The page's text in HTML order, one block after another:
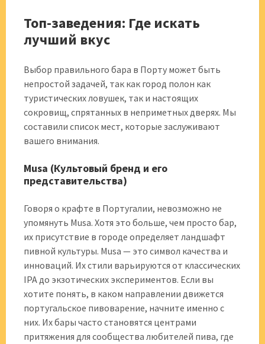
Топ-заведения: Где искать
лучший вкус
Выбор правильного бара в Порту может быть
непростой задачей, так как город полон как
туристических ловушек, так и настоящих
сокровищ, спрятанных в неприметных дверях. Мы
составили список мест, которые заслуживают
вашего внимания.
Musa (Культовый бренд и его
представительства)
Говоря о крафте в Португалии, невозможно не
упомянуть Musa. Хотя это больше, чем просто бар,
их присутствие в городе определяет ландшафт
пивной культуры. Musa — это символ качества и
инноваций. Их стили варьируются от классических
IPA до экзотических экспериментов. Если вы
хотите понять, в каком направлении движется
португальское пивоварение, начните именно с
них. Их бары часто становятся центрами
притяжения для сообщества любителей пива, где